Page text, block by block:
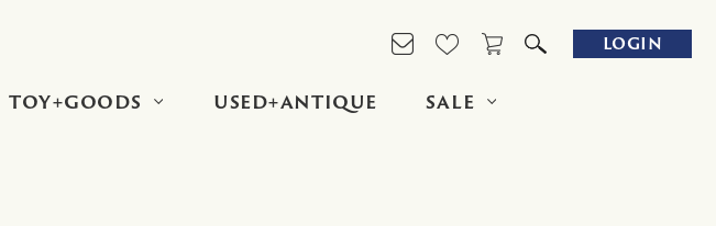
LOGIN
TOY+GOODS USED+ANTIQUE SALE